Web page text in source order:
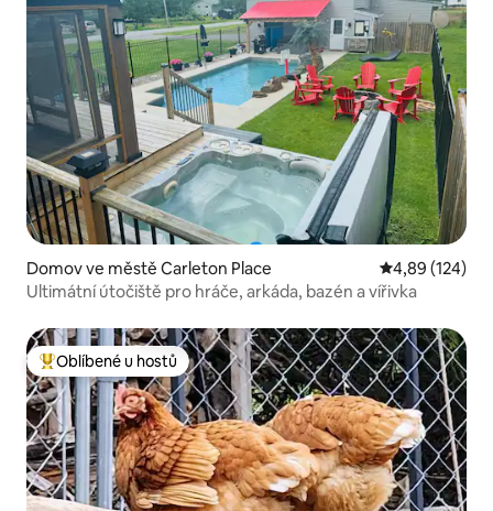
Domov ve městě Carleton Place Průměrné
4,89 (124)
Ultimátní útočiště pro hráče, arkáda, bazén a vířivka
Nejlepší v kategorii Oblíbené u hostů
Oblíbené u hostů